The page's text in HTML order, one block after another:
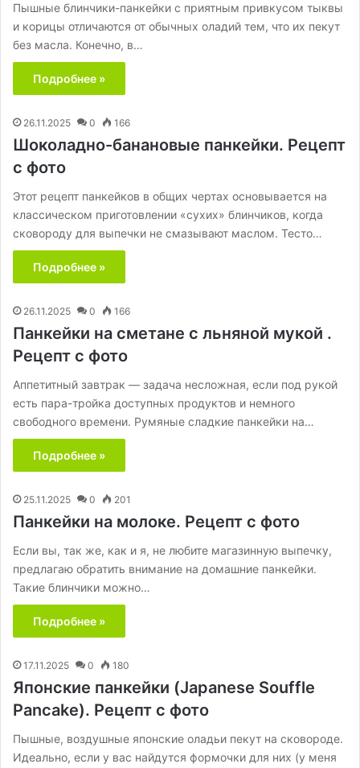
Пышные блинчики-панкейки с приятным привкусом тыквы
и корицы отличаются от обычных оладий тем, что их пекут
без масла. Конечно, в…
Подробнее »
26.11.2025 0 166
Шоколадно-банановые панкейки. Рецепт
с фото
Этот рецепт панкейков в общих чертах основывается на
классическом приготовлении «сухих» блинчиков, когда
сковороду для выпечки не смазывают маслом. Тесто…
Подробнее »
26.11.2025 0 166
Панкейки на сметане с льняной мукой .
Рецепт с фото
Аппетитный завтрак — задача несложная, если под рукой
есть пара-тройка доступных продуктов и немного
свободного времени. Румяные сладкие панкейки на…
Подробнее »
25.11.2025 0 201
Панкейки на молоке. Рецепт с фото
Если вы, так же, как и я, не любите магазинную выпечку,
предлагаю обратить внимание на домашние панкейки.
Такие блинчики можно…
Подробнее »
17.11.2025 0 180
Японские панкейки (Japanese Souffle
Pancake). Рецепт с фото
Пышные, воздушные японские оладьи пекут на сковороде.
Идеально, если у вас найдутся формочки для них (у меня